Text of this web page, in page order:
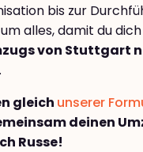
bis zur
alles, damit du
von Stuttgart
gleich unserer
deinen
Russe!